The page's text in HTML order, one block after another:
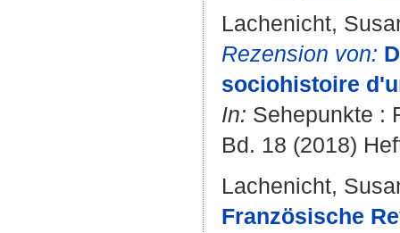
Lachenicht,
Rezension von:
sociohistoire
In: Sehepunkte :
Bd. 18 (2018)
Lachenicht,
Französische